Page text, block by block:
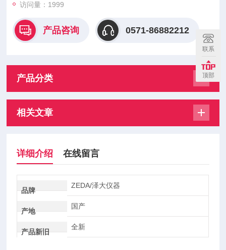
访问量：1999
产品咨询 0571-86882212
产品分类
相关文章
详细介绍 在线留言
品牌
ZEDA/泽大仪器
产地
国产
产品新旧
全新
联系
顶部